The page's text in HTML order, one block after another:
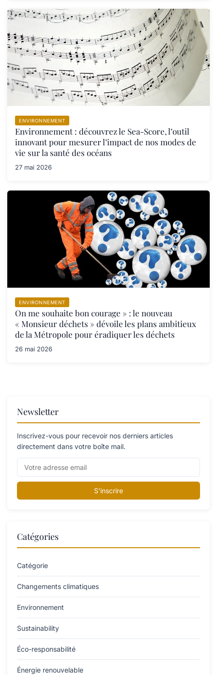
ENVIRONNEMENT
Environnement : découvrez le Sea-Score, l’outil
innovant pour mesurer l’impact de nos modes de
vie sur la santé des océans
27 mai 2026
ENVIRONNEMENT
On me souhaite bon courage » : le nouveau
« Monsieur déchets » dévoile les plans ambitieux
de la Métropole pour éradiquer les déchets
26 mai 2026
Newsletter
Inscrivez-vous pour recevoir nos derniers articles
directement dans votre boîte mail.
S'inscrire
Catégories
Catégorie
Changements climatiques
Environnement
Sustainability
Éco-responsabilité
Énergie renouvelable